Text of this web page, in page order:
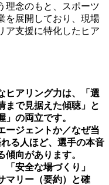
理念のもと、スポーツ
を展開しており、現場
ア支援に特化したヒア
ヒアリング力は、「選
まで見据えた傾聴」と
」の両立です。
ージェントか／なぜ当
る人ほど、選手の本音
向があります。
安全な場づくり」
マリー（要約）と確